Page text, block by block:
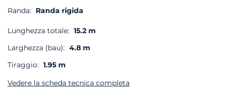
Randa: Randa rigida
Lunghezza totale: 15.2 m
Larghezza (bau): 4.8 m
Tiraggio: 1.95 m
Vedere la scheda tecnica completa